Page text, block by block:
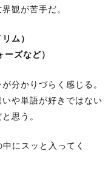
観が苦手だ。
ム）
ズなど）
分かりづらく感じる。
や単語が好きではない
思う。
にスッと入ってく